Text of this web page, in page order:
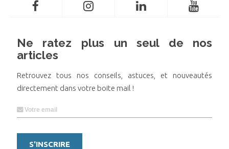
Ne ratez plus un seul de nos
articles
Retrouvez tous nos conseils, astuces, et nouveautés
directement dans votre boite mail !